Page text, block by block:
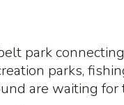
park
parks,
are waiting for